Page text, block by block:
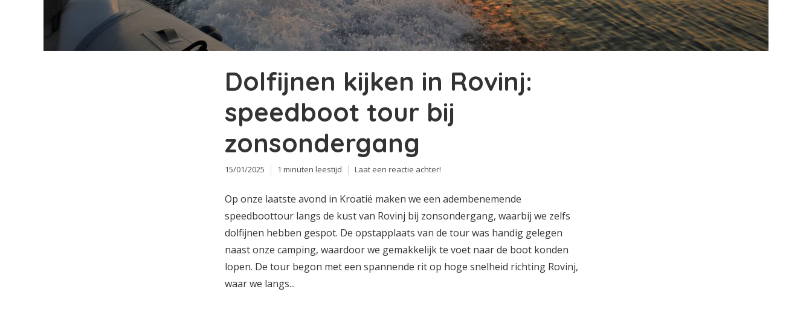
Dolfijnen kijken in Rovinj:
speedboot tour bij
zonsondergang
15/01/2025 1 minuten leestijd Laat een reactie achter!
Op onze laatste avond in Kroatië maken we een adembenemende
speedboottour langs de kust van Rovinj bij zonsondergang, waarbij we zelfs
dolfijnen hebben gespot. De opstapplaats van de tour was handig gelegen
naast onze camping, waardoor we gemakkelijk te voet naar de boot konden
lopen. De tour begon met een spannende rit op hoge snelheid richting Rovinj,
waar we langs...